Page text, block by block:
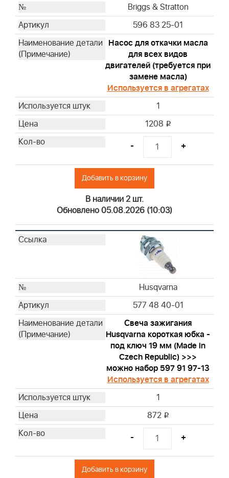
Briggs & Stratton
Briggs & Stratton
Briggs & Stratton
Briggs & Stratton
Briggs & Stratton
Briggs & Stratton
Briggs & Stratton
Briggs & Stratton
Briggs & Stratton
Briggs & Stratton
Briggs & Stratton
Briggs & Stratton
Briggs & Stratton
Briggs & Stratton
Briggs & Stratton
Briggs & Stratton
Briggs & Stratton
Briggs & Stratton
Briggs & Stratton
Briggs & Stratton
Briggs & Stratton
Briggs & Stratton
Briggs & Stratton
Briggs & Stratton
Briggs & Stratton
Briggs & Stratton
Briggs & Stratton
Briggs & Stratton
Briggs & Stratton
Briggs & Stratton
Briggs & Stratton
Briggs & Stratton
596 83 25-01
Насос для откачки масла
для всех видов
двигателей (требуется при
замене масла)
Используется в агрегатах
1
1208 i
- +
Добавить в корзину
В наличии 2 шт.
Обновлено 05.08.2026 (10:03)
Husqvarna
577 48 40-01
Свеча зажигания
Husqvarna короткая юбка -
под ключ 19 мм (Made in
Czech Republic) >>>
можно набор 597 91 97-13
Используется в агрегатах
1
872 i
- +
Добавить в корзину